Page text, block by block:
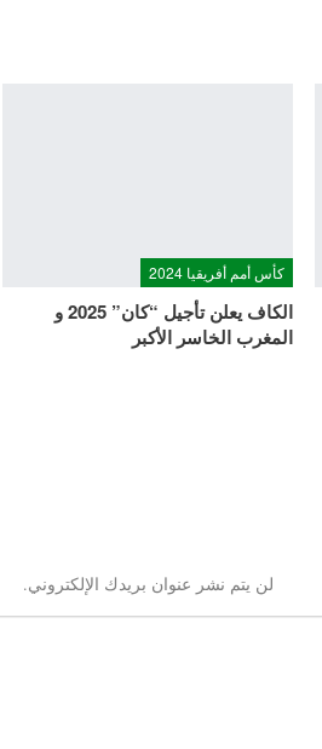
كأس أمم أفريقيا 2024
الكاف يعلن تأجيل “كان” 2025 و
المغرب الخاسر الأكبر
لن يتم نشر عنوان بريدك الإلكتروني.